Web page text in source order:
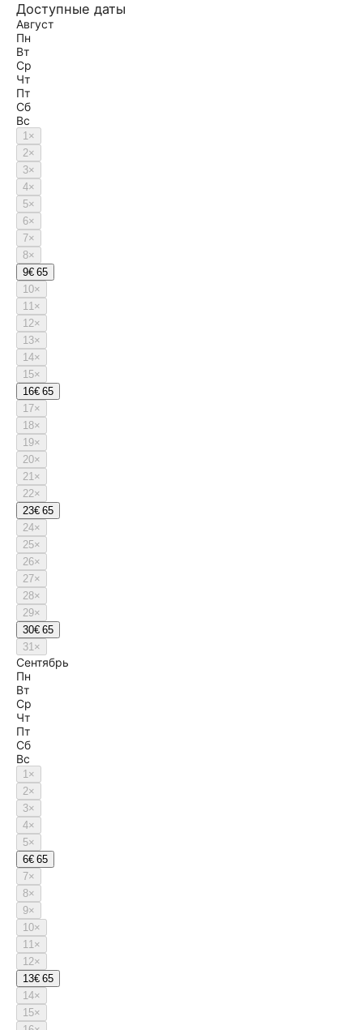
Доступные даты
Август
Пн
Вт
Ср
Чт
Пт
Сб
Вс
1×
2×
3×
4×
5×
6×
7×
8×
9€ 65
10×
11×
12×
13×
14×
15×
16€ 65
17×
18×
19×
20×
21×
22×
23€ 65
24×
25×
26×
27×
28×
29×
30€ 65
31×
Сентябрь
Пн
Вт
Ср
Чт
Пт
Сб
Вс
1×
2×
3×
4×
5×
6€ 65
7×
8×
9×
10×
11×
12×
13€ 65
14×
15×